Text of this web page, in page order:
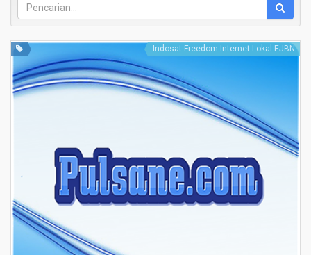
Indosat Freedom Internet Lokal EJBN